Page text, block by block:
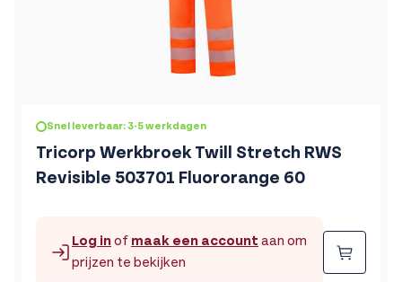
Snel leverbaar: 3-5 werkdagen
Tricorp Werkbroek Twill Stretch RWS
Revisible 503701 Fluororange 60
Log inof maak een account aan om
prijzen te bekijken